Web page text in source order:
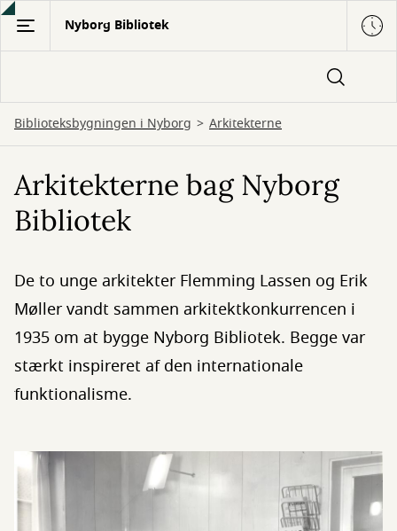
Gå
hovedindhold
Nyborg Bibliotek
Biblioteksbygningen i Nyborg Arkitekterne
Arkitekterne bag Nyborg
Bibliotek
De to unge arkitekter Flemming Lassen og Erik
Møller vandt sammen arkitektkonkurrencen i
1935 om at bygge Nyborg Bibliotek. Begge var
stærkt inspireret af den internationale
funktionalisme.